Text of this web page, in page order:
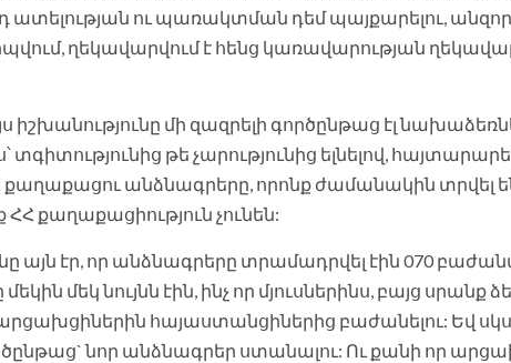
ատելության ու պառակտման դեմ պայքարելու, անզոր
ղեկավարվում է հենց կառավարության
իշխանությունը մի զազրելի գործընթաց էլ
տգիտությունից թե չարությունից ելնելով,
անձնագրերը, որոնք ժամանակին տրվել
քաղաքացիություն չունեն:
էր, որ անձնագրերը տրամադրվել էին 070
մեկ նույնն էին, ինչ որ մյուսներինս, բայց սրանք
հայաստանցիներից բաժանելու: Եվ
նոր անձնագրեր ստանալու: Ու քանի որ